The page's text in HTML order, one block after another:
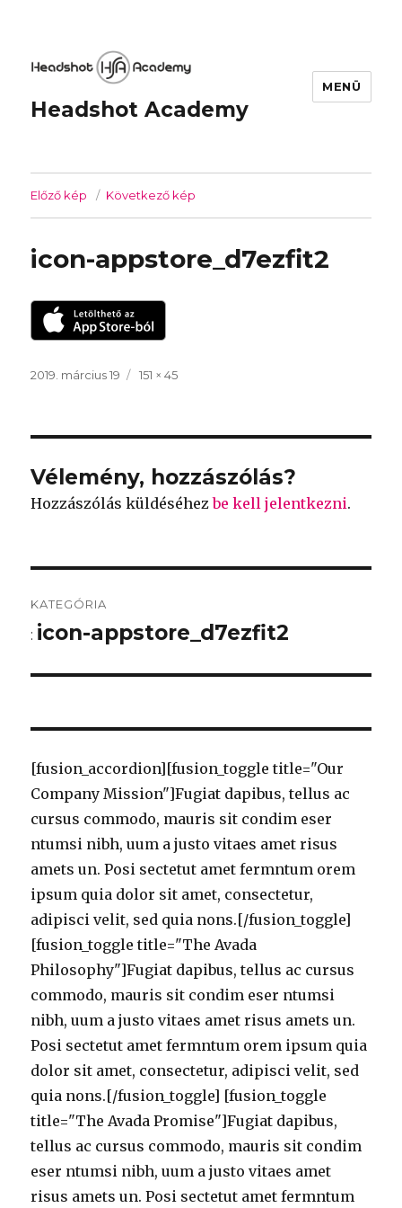
Headshot Academy
MENÜ
Előző kép Következő kép
icon-appstore_d7ezfit2
Közzétéve
2019. március 19
Teljes
151 × 45
Vélemény, hozzászólás?
Hozzászólás küldéséhezbe kell jelentkezni.
navigáció
KATEGÓRIA
: icon-appstore_d7ezfit2
[fusion_accordion][fusion_toggle title="Our
Company Mission"]Fugiat dapibus, tellus ac
cursus commodo, mauris sit condim eser
ntumsi nibh, uum a justo vitaes amet risus
amets un. Posi sectetut amet fermntum orem
ipsum quia dolor sit amet, consectetur,
adipisci velit, sed quia nons.[/fusion_toggle]
[fusion_toggle title="The Avada
Philosophy"]Fugiat dapibus, tellus ac cursus
commodo, mauris sit condim eser ntumsi
nibh, uum a justo vitaes amet risus amets un.
Posi sectetut amet fermntum orem ipsum quia
dolor sit amet, consectetur, adipisci velit, sed
quia nons.[/fusion_toggle] [fusion_toggle
title="The Avada Promise"]Fugiat dapibus,
tellus ac cursus commodo, mauris sit condim
eser ntumsi nibh, uum a justo vitaes amet
risus amets un. Posi sectetut amet fermntum